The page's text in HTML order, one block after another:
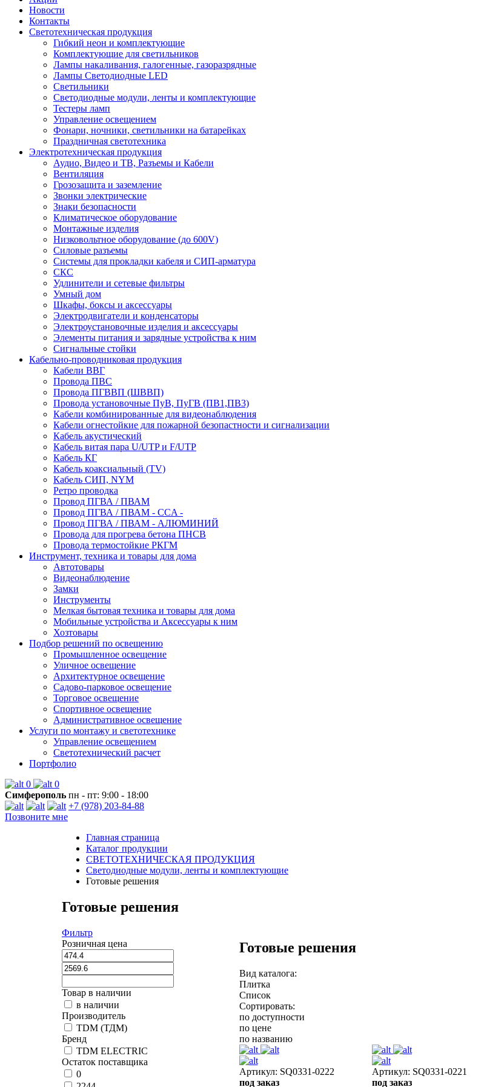
Новости
Контакты
Светотехническая продукция
Гибкий неон и комплектующие
Комплектующие для светильников
Лампы накаливания, галогенные, газоразрядные
Лампы Светодиодные LED
Светильники
Светодиодные модули, ленты и комплектующие
Тестеры ламп
Управление освещением
Фонари, ночники, светильники на батарейках
Праздничная светотехника
Электротехническая продукция
Аудио, Видео и ТВ, Разъемы и Кабели
Вентиляция
Грозозащита и заземление
Звонки электрические
Знаки безопасности
Климатическое оборудование
Монтажные изделия
Низковольтное оборудование (до 600V)
Силовые разъемы
Системы для прокладки кабеля и СИП-арматура
СКС
Удлинители и сетевые фильтры
Умный дом
Шкафы, боксы и аксессуары
Электродвигатели и конденсаторы
Электроустановочные изделия и аксессуары
Элементы питания и зарядные устройства к ним
Сигнальные стойки
Кабельно-проводниковая продукция
Кабели ВВГ
Провода ПВС
Провода ПГВВП (ШВВП)
Провода установочные ПуВ, ПуГВ (ПВ1,ПВ3)
Кабели комбинированные для видеонаблюдения
Кабели огнестойкие для пожарной безопастности и сигнализации
Кабель акустический
Кабель витая пара U/UTP и F/UTP
Кабель КГ
Кабель коаксиальный (TV)
Кабель СИП, NYM
Ретро проводка
Провод ПГВА / ПВАМ
Провод ПГВА / ПВАМ - CCA -
Провод ПГВА / ПВАМ - АЛЮМИНИЙ
Провода для прогрева бетона ПНСВ
Провода термостойкие РКГМ
Инструмент, техника и товары для дома
Автотовары
Видеонаблюдение
Замки
Инструменты
Мелкая бытовая техника и товары для дома
Мобильные устройства и Аксессуары к ним
Хозтовары
Подбор решений по освещению
Промышленное освещение
Уличное освещение
Архитектурное освещение
Садово-парковое освещение
Торговое освещение
Спортивное освещение
Административное освещение
Услуги по монтажу и светотехнике
Управление освещением
Светотехнический расчет
Портфолио
0
0
Симферополь пн - пт: 9:00 - 18:00
+7 (978) 203-84-88
Позвоните мне
Главная страница
Каталог продукции
СВЕТОТЕХНИЧЕСКАЯ ПРОДУКЦИЯ
Светодиодные модули, ленты и комплектующие
Готовые решения
Готовые решения
Фильтр
Розничная цена
Товар в наличии
в наличии
Производитель
TDM (ТДМ)
Бренд
TDM ELECTRIC
Остаток поставщика
0
Готовые решения
Вид каталога:
Плитка
Список
Сортировать:
по доступности
по цене
по названию
Артикул: SQ0331-0222
под заказ
Артикул: SQ0331-0221
под заказ